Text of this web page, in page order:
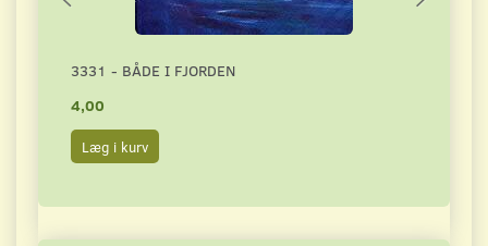
3331 - BÅDE I FJORDEN
4,00
Læg i kurv